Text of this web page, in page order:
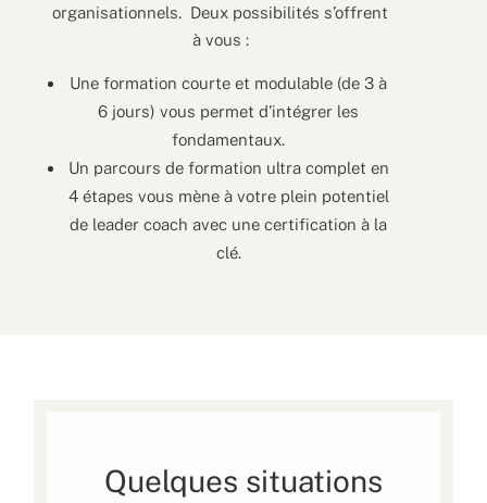
organisationnels. Deux possibilités s’offrent
à vous :
Une formation courte et modulable (de 3 à
6 jours) vous permet d’intégrer les
fondamentaux.
Un parcours de formation ultra complet en
4 étapes vous mène à votre plein potentiel
de leader coach avec une certification à la
clé.
Quelques situations